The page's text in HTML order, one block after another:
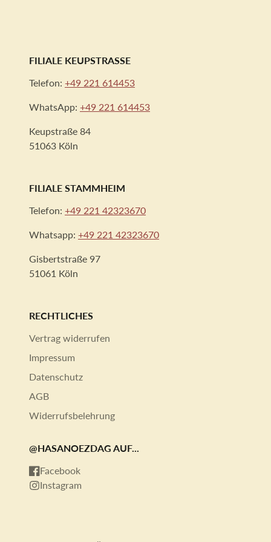
FILIALE KEUPSTRASSE
Telefon: +49 221 614453
WhatsApp: +49 221 614453
Keupstraße 84
51063 Köln
FILIALE STAMMHEIM
Telefon: +49 221 42323670
Whatsapp: +49 221 42323670
Gisbertstraße 97
51061 Köln
RECHTLICHES
Vertrag widerrufen
Impressum
Datenschutz
AGB
Widerrufsbelehrung
@HASANOEZDAG AUF...
Facebook
Instagram